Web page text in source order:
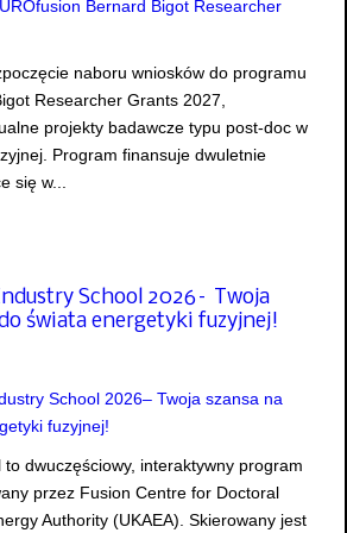
naboru wniosków do programu
Researcher Grants 2027,
projekty badawcze typu post-doc w
Program finansuje dwuletnie
się w...
School 2026– Twoja
świata energetyki fuzyjnej!
dwuczęściowy, interaktywny program
przez Fusion Centre for Doctoral
Authority (UKAEA). Skierowany jest